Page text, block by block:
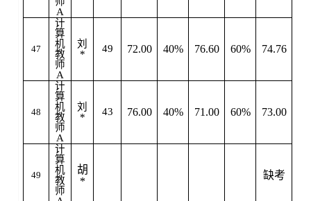
A
47
计
算
机
教
师
A
刘
*
49 72.00 40% 76.60 60% 74.76
48
计
算
机
教
师
A
刘
*
43 76.00 40% 71.00 60% 73.00
49
计
算
机
教
师
胡
*
缺考